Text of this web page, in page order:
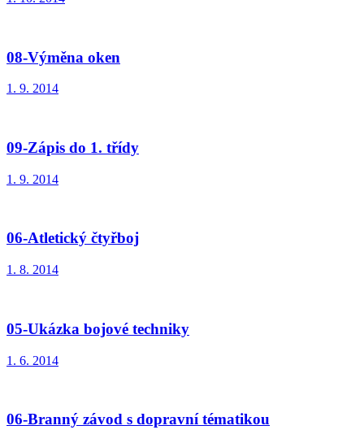
08-Výměna oken
1. 9. 2014
09-Zápis do 1. třídy
1. 9. 2014
06-Atletický čtyřboj
1. 8. 2014
05-Ukázka bojové techniky
1. 6. 2014
06-Branný závod s dopravní tématikou